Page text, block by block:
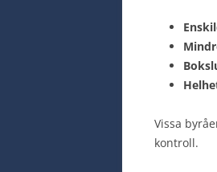
Vissa
kontroll.